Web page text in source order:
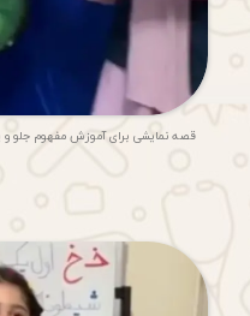
قصه نمایشی برای آموزش مفهوم جلو